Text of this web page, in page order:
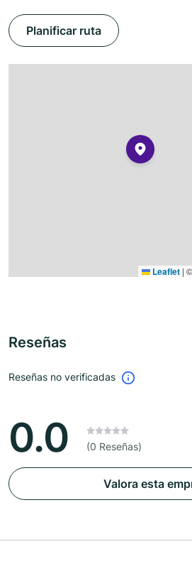
Planificar ruta
Leaflet | ©
Reseñas
Reseñas no verificadas
0.0 (0 Reseñas)
Valora esta